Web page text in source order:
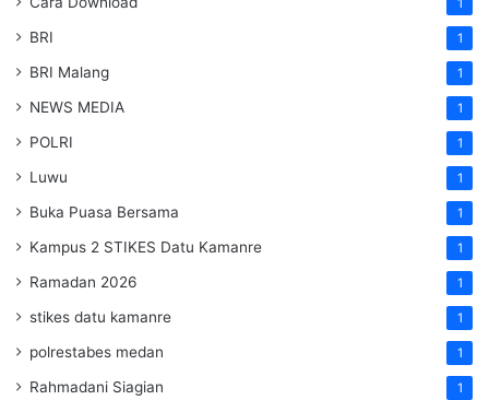
BRI 1
BRI Malang 1
NEWS MEDIA 1
POLRI 1
Luwu 1
Buka Puasa Bersama 1
Kampus 2 STIKES Datu Kamanre 1
Ramadan 2026 1
stikes datu kamanre 1
polrestabes medan 1
Rahmadani Siagian 1